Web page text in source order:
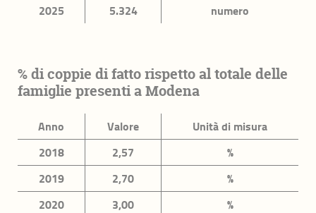
2025
5.324 numero
% di coppie di fatto rispetto al totale delle
famiglie presenti a Modena
Anno Valore
Unità di misura
2018
2,57
%
2019
2,70
%
2020
3,00
%
Dominio Benessere economico
Dominio Politica e istituzioni
Dominio Sicurezza
Dominio Paesaggio e patrimonio culturale
Dominio Ambiente
Lista completa